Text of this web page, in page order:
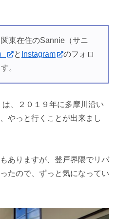
東在住のSannie（サニ
と Instagram
のフォロ
。
は、２０１９年に多摩川沿い
やっと行くことが出来まし
ありますが、登戸界隈でリバ
たので、ずっと気になってい